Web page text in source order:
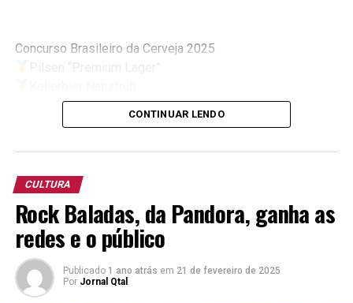
Concurso Brasileiro da Cerveja 2025
German Pilsner
(Copa Libertadores)
13º Concurso Brasileiro da Cerveja.
Porter
Oktoberfest
Kellerbier Naturtrüb
CONTINUAR LENDO
CULTURA
Rock Baladas, da Pandora, ganha as
redes e o público
Publicado 1 ano atrás em 21 de fevereiro de 2025
Por Jornal Qtal